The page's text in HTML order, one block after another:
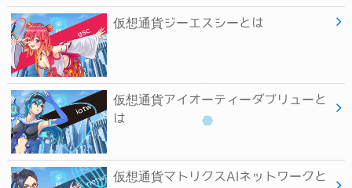
仮想通貨ジーエスシーとは
仮想通貨アイオーティーダブリューと
は
仮想通貨マトリクスAIネットワークと